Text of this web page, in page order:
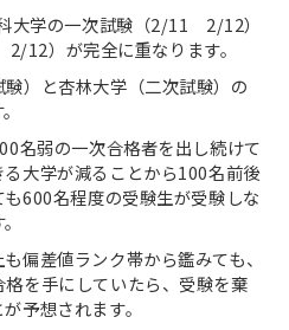
大学の一次試験（2/11 2/12）
2/12）が完全に重なります。
）と杏林大学（二次試験）の
名弱の一次合格者を出し続けて
大学が減ることから100名前後
も600名程度の受験生が受験しな
偏差値ランク帯から鑑みても、
を手にしていたら、受験を棄
予想されます。